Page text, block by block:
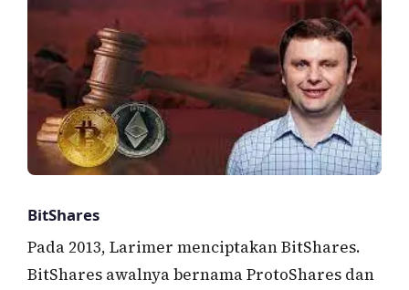
BitShares
Pada 2013, Larimer menciptakan BitShares.
BitShares awalnya bernama ProtoShares dan